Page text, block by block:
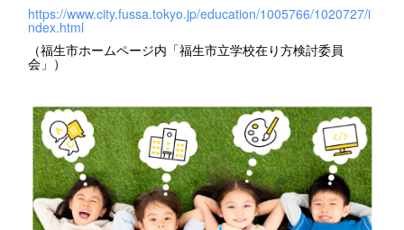
https://www.city.fussa.tokyo.jp/education/1005766/1020727/i
ndex.html
（福生市ホームページ内「福生市立学校在り方検討委員
会」）